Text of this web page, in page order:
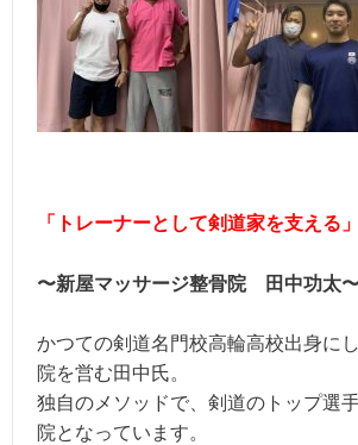
「トレーナーとして剣道家を支える」
〜新屋マッサージ整骨院 田中功太
かつての剣道名門校高輪高校出身に
院を営む田中氏。
独自のメソッドで、剣道のトップ選
院となっています。